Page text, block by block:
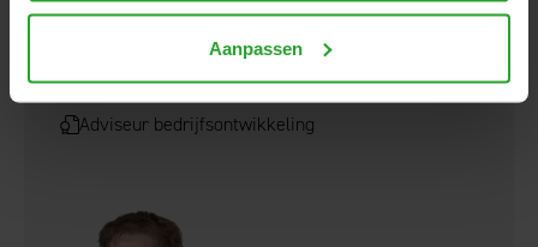
Aanpassen
Dik-Jaap Wentink
Adviseur bedrijfsontwikkeling